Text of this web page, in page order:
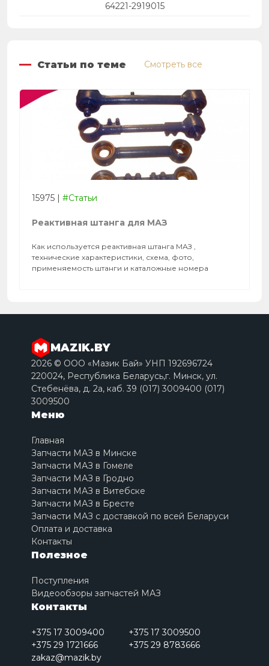
64221-2919015
Статьи по теме Смотреть все
15975 | #Статьи
Реактивная штанга для МАЗ
Как используется реактивная штанга МАЗ ,
технические характеристики, схема, фото,
применяемость штанги и каталожные номера
MAZIK.BY
2026 © ООО «Мазик Бай» УНП 192696724
220024, Республика Беларусь,г. Минск, ул.
Стебенёва, д. 2a, каб. 39 (017) 3009400 (017)
3009500
Меню
Главная
Запчасти МАЗ в Минске
Запчасти МАЗ в Гомеле
Запчасти МАЗ в Гродно
Запчасти МАЗ в Витебске
Запчасти МАЗ в Бресте
Запчасти МАЗ с доставкой по всей Беларуси
Оплата и доставка
Контакты
Полезное
Поступления
Видеообзоры запчастей МАЗ
Контакты
+375 17 3009400
+375 17 3009500
+375 29 1721666
+375 29 8783666
zakaz@mazik.by